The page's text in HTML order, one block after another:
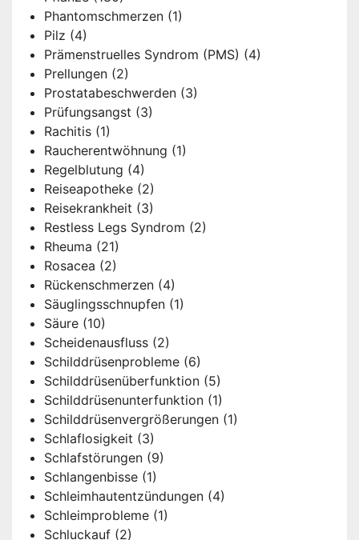
Phantomschmerzen (1)
Pilz (4)
Prämenstruelles Syndrom (PMS) (4)
Prellungen (2)
Prostatabeschwerden (3)
Prüfungsangst (3)
Rachitis (1)
Raucherentwöhnung (1)
Regelblutung (4)
Reiseapotheke (2)
Reisekrankheit (3)
Restless Legs Syndrom (2)
Rheuma (21)
Rosacea (2)
Rückenschmerzen (4)
Säuglingsschnupfen (1)
Säure (10)
Scheidenausfluss (2)
Schilddrüsenprobleme (6)
Schilddrüsenüberfunktion (5)
Schilddrüsenunterfunktion (1)
Schilddrüsenvergrößerungen (1)
Schlaflosigkeit (3)
Schlafstörungen (9)
Schlangenbisse (1)
Schleimhautentzündungen (4)
Schleimprobleme (1)
Schluckauf (2)